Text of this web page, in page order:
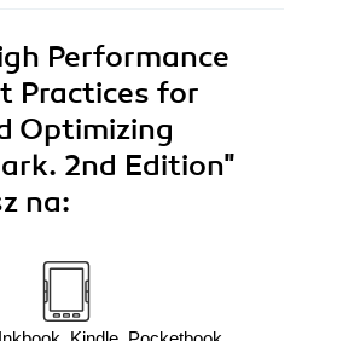
Performance
Practices for
Optimizing
2nd Edition"
na: